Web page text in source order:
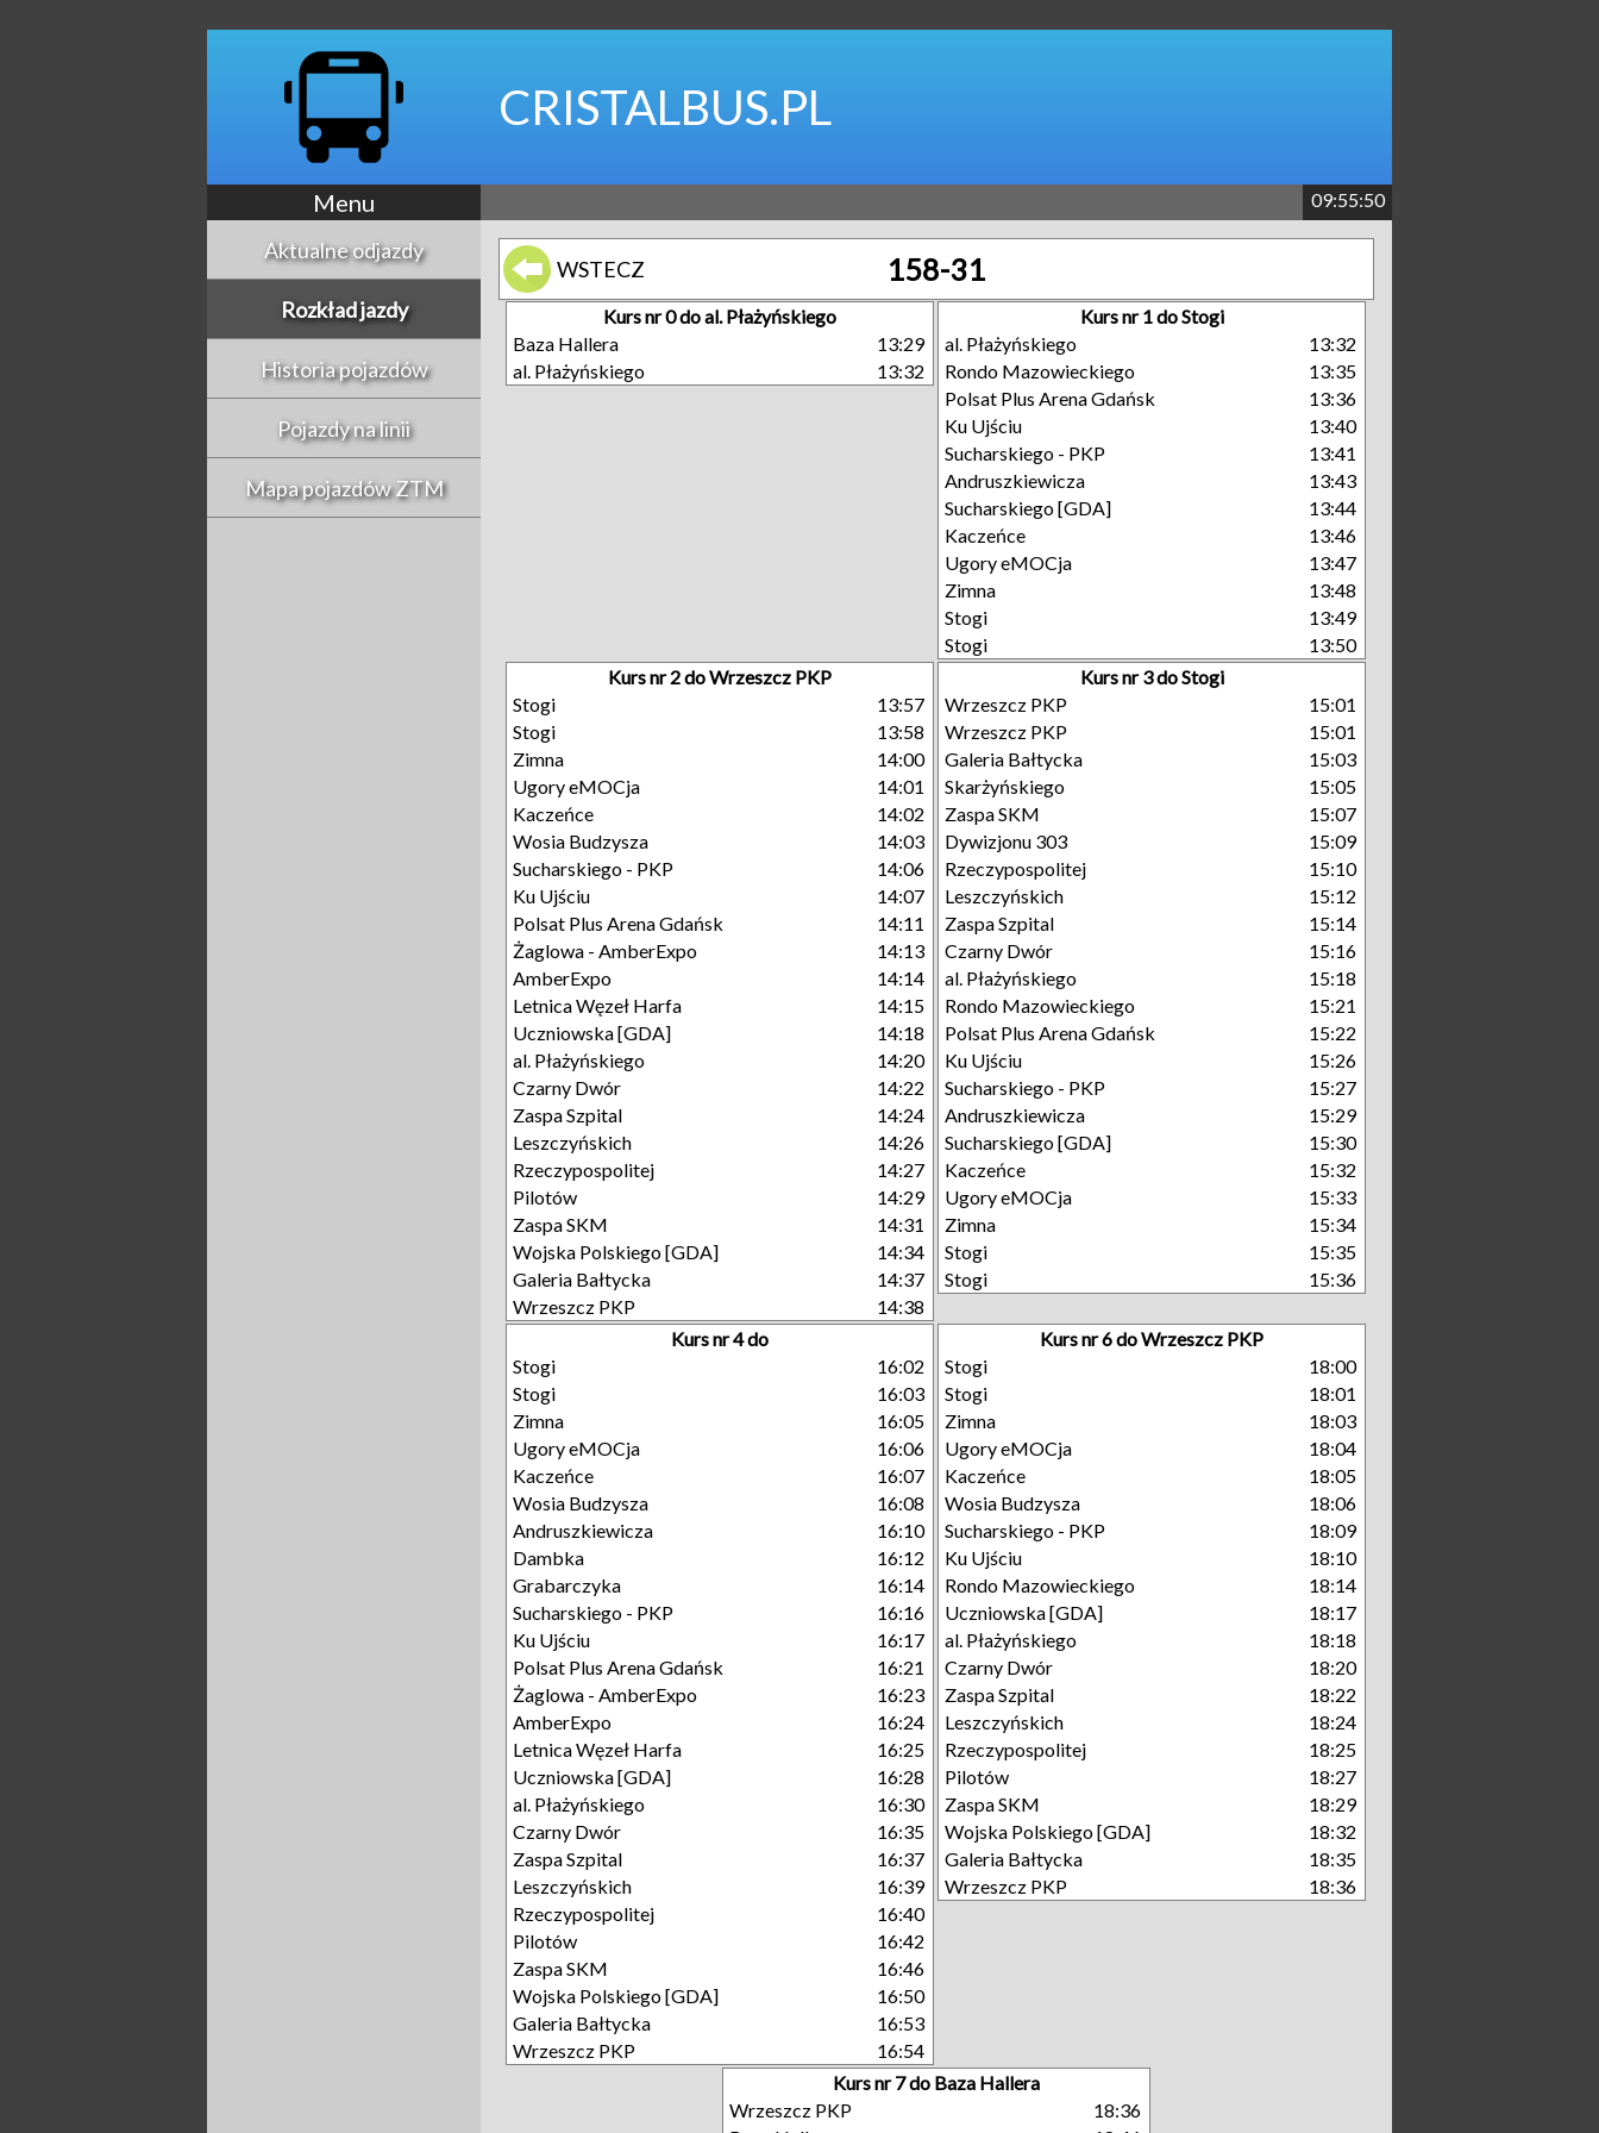
CRISTALBUS.PL
Menu 09:55:50
Aktualne odjazdy
Rozkład jazdy
Historia pojazdów
Pojazdy na linii
Mapa pojazdów ZTM
WSTECZ 158-31
Kurs nr 0 do al. Płażyńskiego
Baza Hallera
13:29
al. Płażyńskiego
13:32
Kurs nr 1 do Stogi
al. Płażyńskiego
13:32
Rondo Mazowieckiego
13:35
Polsat Plus Arena Gdańsk
13:36
Ku Ujściu
13:40
Sucharskiego - PKP
13:41
Andruszkiewicza
13:43
Sucharskiego [GDA]
13:44
Kaczeńce
13:46
Ugory eMOCja
13:47
Zimna
13:48
Stogi
13:49
Stogi
13:50
Kurs nr 2 do Wrzeszcz PKP
Stogi
13:57
Stogi
13:58
Zimna
14:00
Ugory eMOCja
14:01
Kaczeńce
14:02
Wosia Budzysza
14:03
Sucharskiego - PKP
14:06
Ku Ujściu
14:07
Polsat Plus Arena Gdańsk
14:11
Żaglowa - AmberExpo
14:13
AmberExpo
14:14
Letnica Węzeł Harfa
14:15
Uczniowska [GDA]
14:18
al. Płażyńskiego
14:20
Czarny Dwór
14:22
Zaspa Szpital
14:24
Leszczyńskich
14:26
Rzeczypospolitej
14:27
Pilotów
14:29
Zaspa SKM
14:31
Wojska Polskiego [GDA]
14:34
Galeria Bałtycka
14:37
Wrzeszcz PKP
14:38
Kurs nr 3 do Stogi
Wrzeszcz PKP
15:01
Wrzeszcz PKP
15:01
Galeria Bałtycka
15:03
Skarżyńskiego
15:05
Zaspa SKM
15:07
Dywizjonu 303
15:09
Rzeczypospolitej
15:10
Leszczyńskich
15:12
Zaspa Szpital
15:14
Czarny Dwór
15:16
al. Płażyńskiego
15:18
Rondo Mazowieckiego
15:21
Polsat Plus Arena Gdańsk
15:22
Ku Ujściu
15:26
Sucharskiego - PKP
15:27
Andruszkiewicza
15:29
Sucharskiego [GDA]
15:30
Kaczeńce
15:32
Ugory eMOCja
15:33
Zimna
15:34
Stogi
15:35
Stogi
15:36
Kurs nr 4 do
Stogi
16:02
Stogi
16:03
Zimna
16:05
Ugory eMOCja
16:06
Kaczeńce
16:07
Wosia Budzysza
16:08
Andruszkiewicza
16:10
Dambka
16:12
Grabarczyka
16:14
Sucharskiego - PKP
16:16
Ku Ujściu
16:17
Polsat Plus Arena Gdańsk
16:21
Żaglowa - AmberExpo
16:23
AmberExpo
16:24
Letnica Węzeł Harfa
16:25
Uczniowska [GDA]
16:28
al. Płażyńskiego
16:30
Czarny Dwór
16:35
Zaspa Szpital
16:37
Leszczyńskich
16:39
Rzeczypospolitej
16:40
Pilotów
16:42
Zaspa SKM
16:46
Wojska Polskiego [GDA]
16:50
Galeria Bałtycka
16:53
Wrzeszcz PKP
16:54
Kurs nr 6 do Wrzeszcz PKP
Stogi
18:00
Stogi
18:01
Zimna
18:03
Ugory eMOCja
18:04
Kaczeńce
18:05
Wosia Budzysza
18:06
Sucharskiego - PKP
18:09
Ku Ujściu
18:10
Rondo Mazowieckiego
18:14
Uczniowska [GDA]
18:17
al. Płażyńskiego
18:18
Czarny Dwór
18:20
Zaspa Szpital
18:22
Leszczyńskich
18:24
Rzeczypospolitej
18:25
Pilotów
18:27
Zaspa SKM
18:29
Wojska Polskiego [GDA]
18:32
Galeria Bałtycka
18:35
Wrzeszcz PKP
18:36
Kurs nr 7 do Baza Hallera
Wrzeszcz PKP
18:36